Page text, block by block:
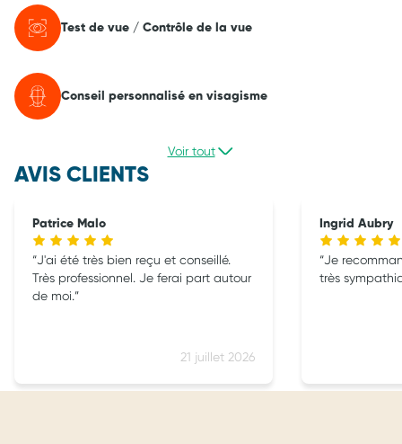
Test de vue / Contrôle de la vue
Conseil personnalisé en visagisme
Voir tout
AVIS CLIENTS
Patrice Malo
21 juillet 2026
J'ai été très bien reçu et conseillé.
Très professionnel. Je ferai part autour
de moi.
Ingrid Aubry
Je
très